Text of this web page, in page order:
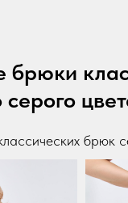
брюки
брюк